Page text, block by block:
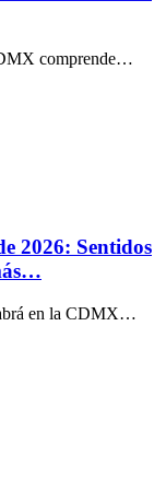
comprende…
2026: Sentidos
en la CDMX…